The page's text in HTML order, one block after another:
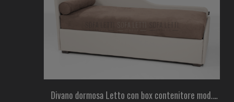
Divano dormosa Letto con box contenitore mod.